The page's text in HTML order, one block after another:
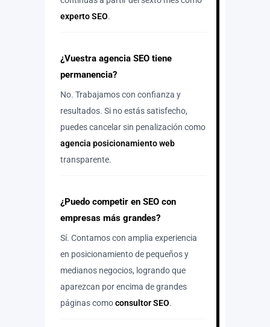
experto SEO.
¿Vuestra agencia SEO tiene
permanencia?
No. Trabajamos con confianza y
resultados. Si no estás satisfecho,
puedes cancelar sin penalización como
agencia posicionamiento web
transparente.
¿Puedo competir en SEO con
empresas más grandes?
Sí. Contamos con amplia experiencia
en posicionamiento de pequeños y
medianos negocios, logrando que
aparezcan por encima de grandes
páginas comoconsultor SEO.